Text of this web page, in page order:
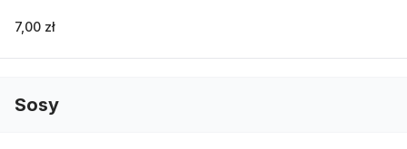
7,00 zł
Sosy